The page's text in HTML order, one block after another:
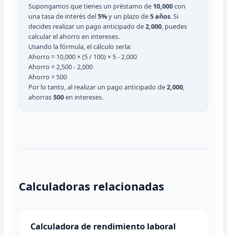
Supongamos que tienes un préstamo de 10,000con
una tasa de interés del5%y un plazo de5 años. Si
decides realizar un pago anticipado de2,000, puedes
calcular el ahorro en intereses.
Usando la fórmula, el cálculo sería:
Ahorro = 10,000 × (5 / 100) × 5 - 2,000
Ahorro = 2,500 - 2,000
Ahorro = 500
Por lo tanto, al realizar un pago anticipado de2,000,
ahorras500en intereses.
Calculadoras relacionadas
Calculadora de rendimiento laboral